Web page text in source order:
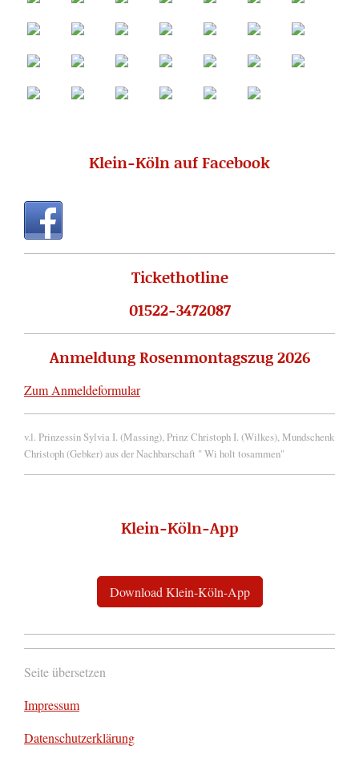
Klein-Köln auf Facebook
Tickethotline
01522-3472087
Anmeldung Rosenmontagszug 2026
Zum Anmeldeformular
v.l. Prinzessin Sylvia I. (Massing), Prinz Christoph I. (Wilkes), Mundschenk
Christoph (Gebker) aus der Nachbarschaft " Wi holt tosammen"
Klein-Köln-App
Download Klein-Köln-App
Seite übersetzen
Impressum
Datenschutzerklärung